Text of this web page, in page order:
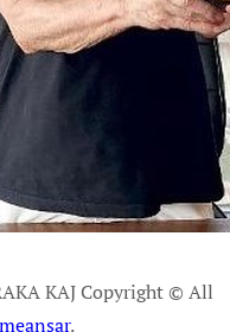
KAJ Copyright © All
.